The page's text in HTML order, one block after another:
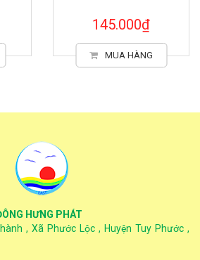
145.000₫
MUA HÀNG
HƯNG PHÁT
, Xã Phước Lộc , Huyện Tuy Phước ,